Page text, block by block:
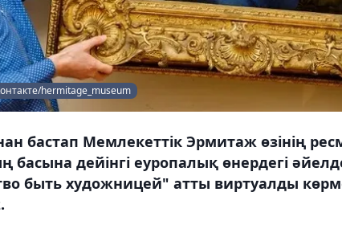
hermitage_museum
бастап Мемлекеттік Эрмитаж өзінің
басына дейінгі еуропалық өнердегі
быть художницей" атты виртуалды